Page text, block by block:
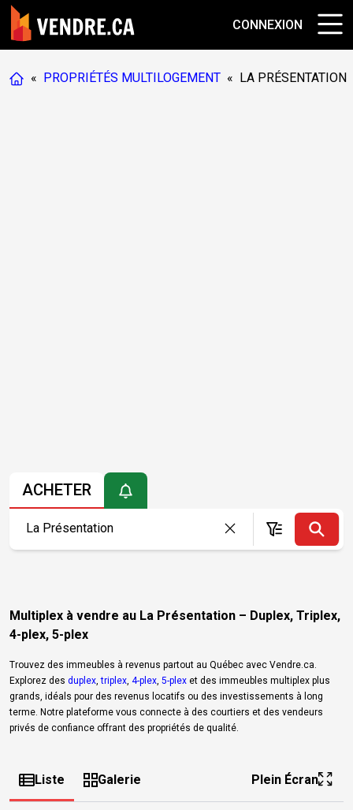
CONNEXION
« PROPRIÉTÉS MULTILOGEMENT « LA PRÉSENTATION
ACHETER
Multiplex à vendre au La Présentation – Duplex, Triplex,
4-plex, 5-plex
Trouvez des immeubles à revenus partout au Québec avec Vendre.ca.
Explorez des duplex ,triplex 4-plex 5-plex et des immeubles multiplex plus
grands, idéals pour des revenus locatifs ou des investissements à long
terme. Notre plateforme vous connecte à des courtiers et des vendeurs
privés de confiance offrant des propriétés de qualité.
Liste Galerie Plein Écran